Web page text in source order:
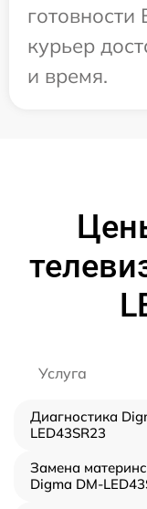
курьер
и время.
Услуга
Диагностика
LED43SR23
Замена
Digma DM-